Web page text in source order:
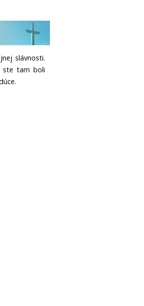
slávnosti.
ste tam boli